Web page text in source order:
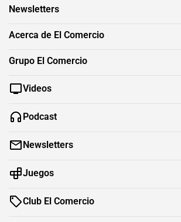
Newsletters
Acerca de El Comercio
Grupo El Comercio
Videos
Podcast
Newsletters
Juegos
Club El Comercio